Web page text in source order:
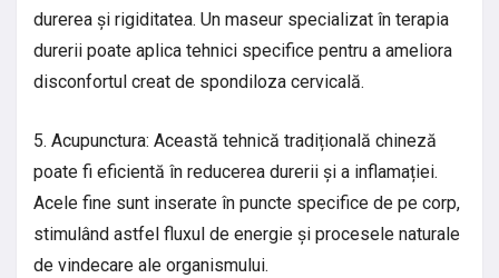
durerea și rigiditatea. Un maseur specializat în terapia
durerii poate aplica tehnici specifice pentru a ameliora
disconfortul creat de spondiloza cervicală.
5. Acupunctura: Această tehnică tradițională chineză
poate fi eficientă în reducerea durerii și a inflamației.
Acele fine sunt inserate în puncte specifice de pe corp,
stimulând astfel fluxul de energie și procesele naturale
de vindecare ale organismului.